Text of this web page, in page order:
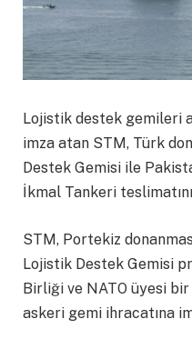
Lojistik destek gemileri
imza atan STM, Türk
Destek Gemisi ile
İkmal Tankeri
STM, Portekiz
Lojistik Destek Gemisi
Birliği ve NATO üyesi
askeri gemi ihracatına